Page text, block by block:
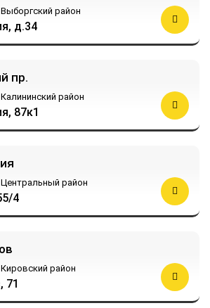
Выборгский район
д.34
пр.
Калининский район
87к1
Центральный район
4
Кировский район
71